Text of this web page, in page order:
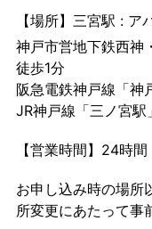
【場所】三宮駅 : ア
神戸市営地下鉄西神
徒歩1分
阪急電鉄神戸線「神
JR神戸線「三ノ宮
【営業時間】24時間
お申し込み時の場所
所変更にあたって事